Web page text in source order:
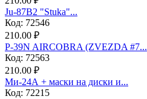
Ju-87B2 "Stuka"...
Код: 72546
210.00 ₽
P-39N AIRCOBRA (ZVEZDA #7...
Код: 72563
210.00 ₽
Ми-24А + маски на диски и...
Код: 72215